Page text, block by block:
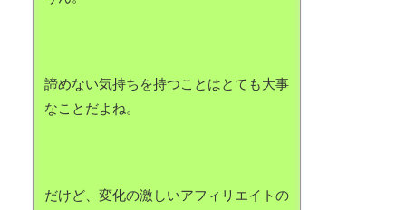
諦めない気持ちを持つことはとても大事
なことだよね。
だけど、変化の激しいアフィリエイトの